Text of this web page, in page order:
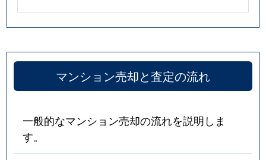
マンション売却と査定の流れ
一般的なマンション売却の流れを説明しま
す。